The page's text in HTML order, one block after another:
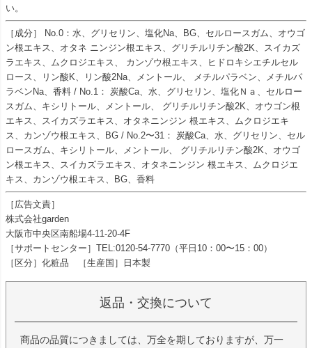
い。
［成分］ No.0：水、グリセリン、塩化Na、BG、セルロースガム、オウゴ
ン根エキス、オタネ ニンジン根エキス、グリチルリチン酸2K、スイカズ
ラエキス、ムクロジエキス、 カンゾウ根エキス、ヒドロキシエチルセル
ロース、リン酸K、リン酸2Na、メントール、 メチルパラベン、メチルパ
ラベンNa、香料 / No.1： 炭酸Ca、水、グリセリン、塩化Ｎａ、セルロー
スガム、キシリトール、メントール、 グリチルリチン酸2K、オウゴン根
エキス、スイカズラエキス、オタネニンジン 根エキス、ムクロジエキ
ス、カンゾウ根エキス、BG / No.2〜31： 炭酸Ca、水、グリセリン、セル
ロースガム、キシリトール、メントール、 グリチルリチン酸2K、オウゴ
ン根エキス、スイカズラエキス、オタネニンジン 根エキス、ムクロジエ
キス、カンゾウ根エキス、BG、香料
［広告文責］
株式会社garden
大阪市中央区南船場4-11-20-4F
［サポートセンター］TEL:0120-54-7770（平日10：00〜15：00）
［区分］化粧品 ［生産国］日本製
返品・交換について
商品の品質につきましては、万全を期しておりますが、万一